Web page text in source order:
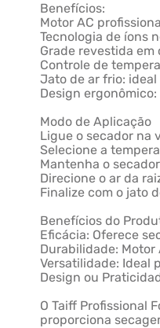
Benefícios:
Motor AC
Tecnologia de íons
Grade revestida
Controle de
Jato de ar frio:
Design
Modo de Aplicação
Ligue o secador na
Selecione a
Mantenha o
Direcione o ar da
Finalize com o jato
Benefícios do
Eficácia: Oferece
Durabilidade:
Versatilidade: Ideal
Design ou
O Taiff Profissional
proporciona